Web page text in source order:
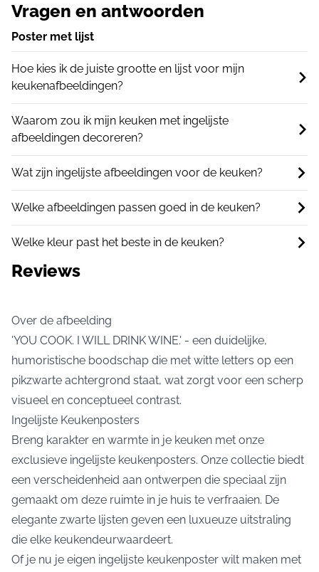
Vragen en antwoorden
Poster met lijst
Hoe kies ik de juiste grootte en lijst voor mijn
keukenafbeeldingen?
Waarom zou ik mijn keuken met ingelijste
afbeeldingen decoreren?
Wat zijn ingelijste afbeeldingen voor de keuken?
Welke afbeeldingen passen goed in de keuken?
Welke kleur past het beste in de keuken?
Reviews
Over de afbeelding
'YOU COOK. I WILL DRINK WINE.' - een duidelijke,
humoristische boodschap die met witte letters op een
pikzwarte achtergrond staat, wat zorgt voor een scherp
visueel en conceptueel contrast.
Ingelijste Keukenposters
Breng karakter en warmte in je keuken met onze
exclusieve ingelijste keukenposters. Onze collectie biedt
een verscheidenheid aan ontwerpen die speciaal zijn
gemaakt om deze ruimte in je huis te verfraaien. De
elegante zwarte lijsten geven een luxueuze uitstraling
die elke keukendeurwaardeert.
Of je nu je eigen ingelijste keukenposter wilt maken met